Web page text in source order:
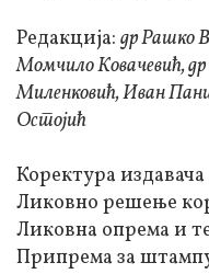
Редакција: др Рашко
Момчило Ковачевић,
Миленковић,Иван
Остојић
Коректура издавача
Ликовно решење
Ликовна опрема и
Припрема за